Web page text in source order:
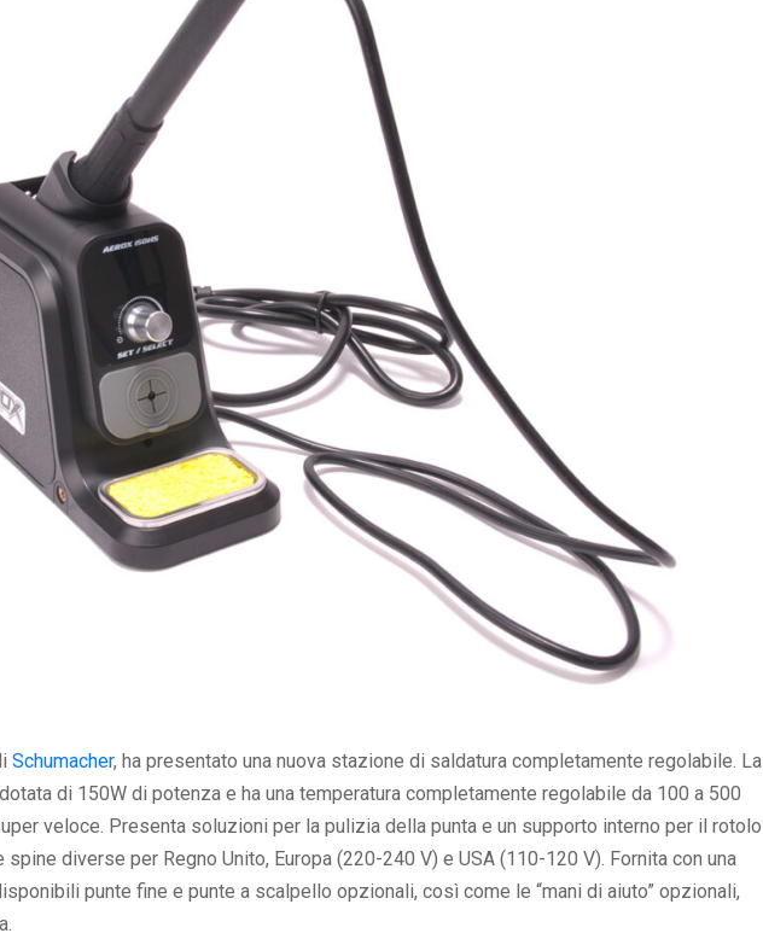
Schumacher, ha presentato una nuova stazione di saldatura completamente regolabile. La
di 150W di potenza e ha una temperatura completamente regolabile da 100 a 500
veloce. Presenta soluzioni per la pulizia della punta e un supporto interno per il rotolo
diverse per Regno Unito, Europa (220-240 V) e USA (110-120 V). Fornita con una
punte fine e punte a scalpello opzionali, così come le “mani di aiuto” opzionali,